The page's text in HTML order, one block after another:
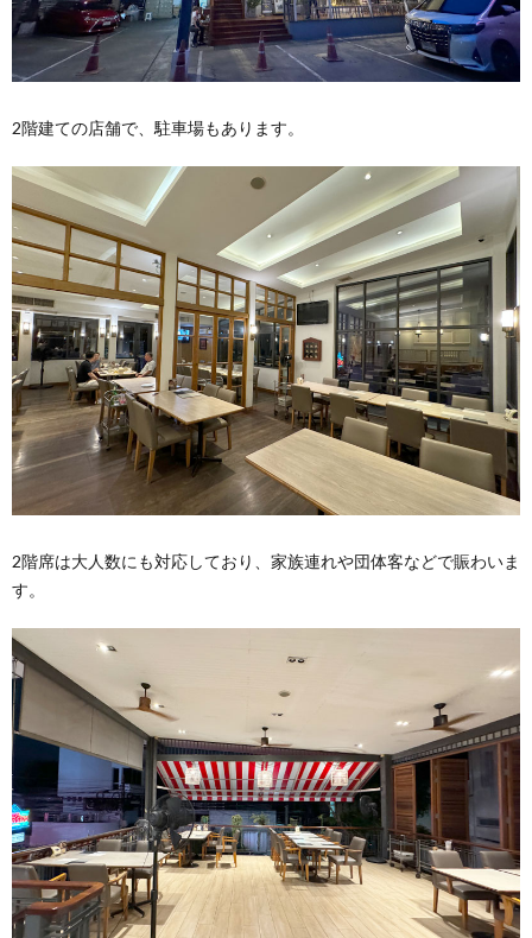
2階建ての店舗で、駐車場もあります。
2階席は大人数にも対応しており、家族連れや団体客などで賑わいま
す。